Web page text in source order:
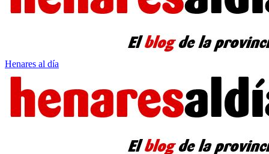
Henares al día